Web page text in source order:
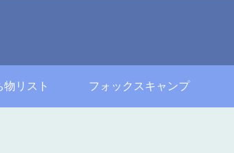
物リスト フォックスキャンプ